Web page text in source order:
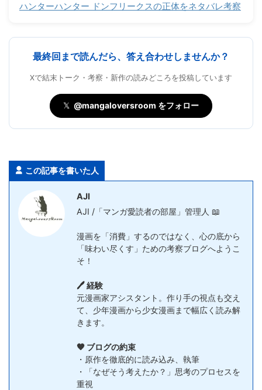
ハンターハンター ドンフリークスの正体をネタバレ考察
最終回まで読んだら、答え合わせしませんか？
Xで結末トーク・考察・新作の読みどころを投稿しています
𝕏 @mangaloversroom をフォロー
この記事を書いた人
AJI
AJI /「マンガ愛読者の部屋」管理人 📖
漫画を「消費」するのではなく、心の底から
「味わい尽くす」ための考察ブログへようこ
そ！
🖊️ 経験
元漫画家アシスタント。作り手の視点も交え
て、少年漫画から少女漫画まで幅広く読み解
きます。
🧡 ブログの約束
・原作を徹底的に読み込み、執筆
・「なぜそう考えたか？」思考のプロセスを
重視